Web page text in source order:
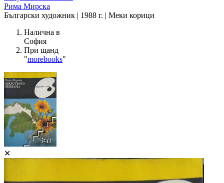
Рима Мирска
Български художник | 1988 г. | Меки корици
Налична в
София
При щанд
"morebooks"
✕